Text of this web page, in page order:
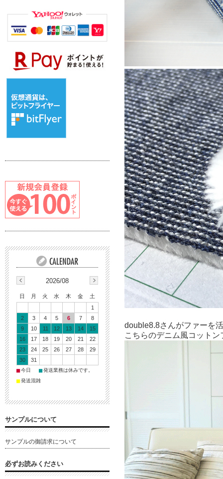
double8.8さんがファーを
こちらのデニム風コット
2026/08
日 月 火 水 木 金
土
1
2
3 4 5 6 7
8
9
10 11 12 13 14
15
16
17 18 19 20 21
22
23
24 25 26 27 28
29
30
31
■今日 ■発送業務は休みです。
■発送混雑
サンプルについて
サンプルの御請求について
必ずお読みください